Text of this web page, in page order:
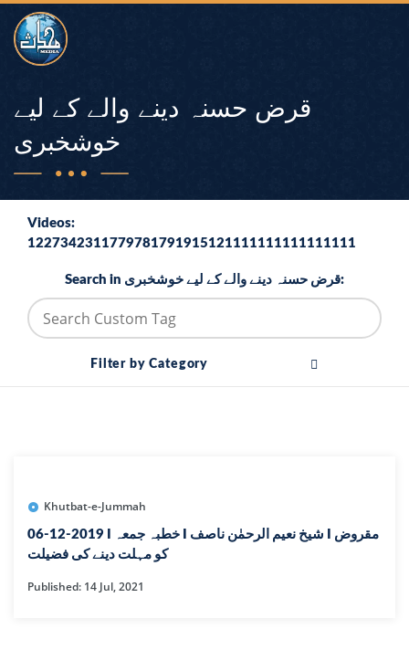
قرض حسنہ دینے والے کے لیے
خوشخبری
Videos:
1227342311779781791915121111111111111111
Search in قرض حسنہ دینے والے کے لیے خوشخبری:
Filter by Category
Khutbat-e-Jummah
06-12-2019 I خطبہ جمعہ I شیخ نعیم الرحمٰن ناصف I مقروض
کو مہلت دینے کی فضیلت
Published: 14 Jul, 2021